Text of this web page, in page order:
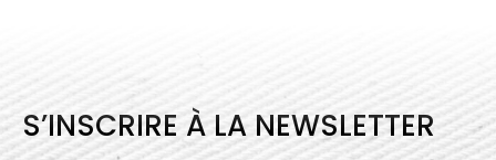
S’INSCRIRE À LA NEWSLETTER